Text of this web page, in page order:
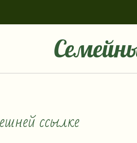
ссылке